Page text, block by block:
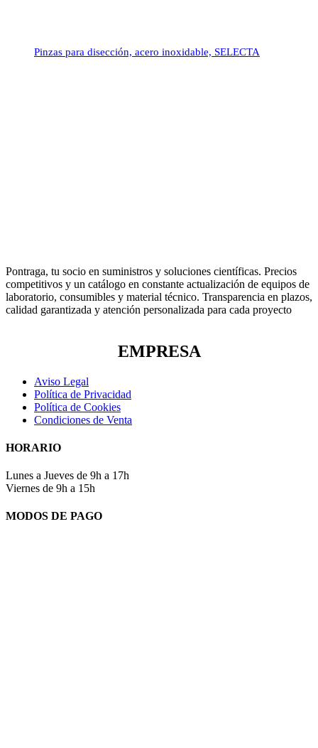
Pinzas para disección, acero inoxidable, SELECTA
Pontraga, tu socio en suministros y soluciones científicas. Precios
competitivos y un catálogo en constante actualización de equipos de
laboratorio, consumibles y material técnico. Transparencia en plazos,
calidad garantizada y atención personalizada para cada proyecto
EMPRESA
Aviso Legal
Política de Privacidad
Política de Cookies
Condiciones de Venta
HORARIO
Lunes a Jueves de 9h a 17h
Viernes de 9h a 15h
MODOS DE PAGO